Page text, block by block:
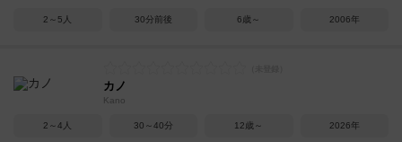
2～5人 30分前後 6歳～ 2006年
カノ
Kano
2～4人 30～40分 12歳～ 2026年